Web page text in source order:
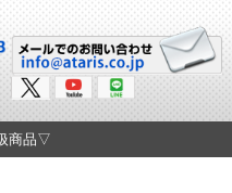
商品▽